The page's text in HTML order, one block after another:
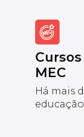
MEC
Há mais